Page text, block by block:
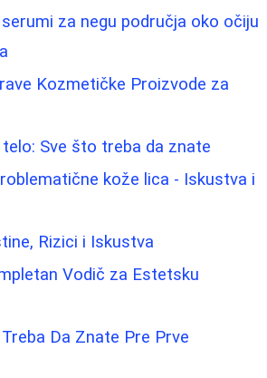
za negu područja oko očiju
Kozmetičke Proizvode za
Sve što treba da znate
kože lica - Iskustva i
Rizici i Iskustva
Vodič za Estetsku
Da Znate Pre Prve